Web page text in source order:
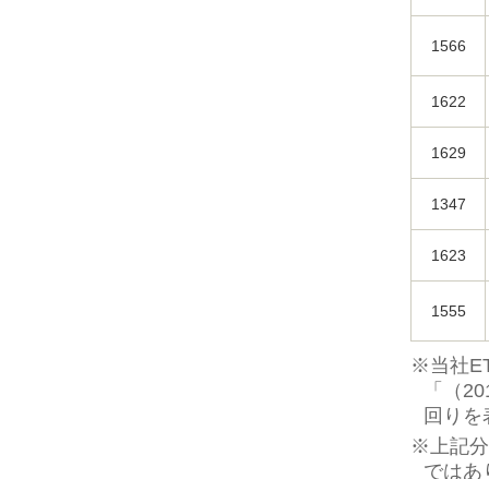
1566
1622
1629
1347
1623
1555
※当社
「（
回りを
※上記分
ではあ